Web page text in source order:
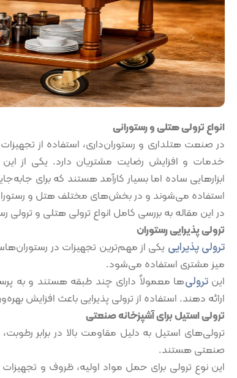
انواع ترولی هتلی و رستورانی
در صنعت هتلداری و رستوران‌داری، استفاده از
خدمات و افزایش رضایت مشتریان دارد. یکی از این
ابزارهایی ساده اما بسیار کارآمد هستند که برای
استفاده می‌شوند و در بخش‌های مختلف هتل و
در این مقاله به بررسی کامل انواع ترولی هتلی و ترولی
ترولی پذیرایی رستوران
ترولی پذیرایی یکی از مهم‌ترین تجهیزات در
میز مشتری استفاده می‌شود.
اینترولی‌ها معمولاً دارای چند طبقه هستند و به
ارائه دهند. استفاده از ترولی پذیرایی باعث
ترولی استیل برای آشپزخانه صنعتی
ترولی‌های استیل به دلیل مقاومت بالا در برابر
صنعتی هستند.
این نوع ترولی برای حمل مواد اولیه، ظروف و